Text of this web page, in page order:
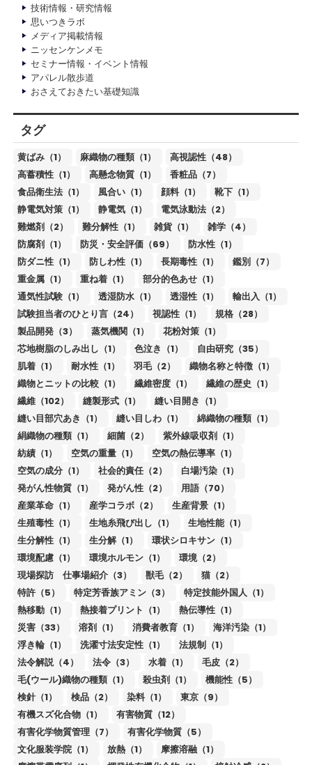
技術情報・研究情報
思いつきラボ
メディア掲載情報
ニッセンケンメモ
セミナー情報・イベント情報
アパレル散歩道
おさえておきたい基礎知識
タグ
黄ばみ（1） 麻織物の種類（1）
高視認性（48）
高蓄積性（1）
高懸念物質（1）
香粧品（7）
食品衛生法（1）
風合い（1） 顔料（1）
靴下（1）
静電気対策（1）
静電気（1）
電気泳動法（2）
難燃剤（2）
難分解性（1） 雑貨（1）
雑学（4）
防腐剤（1）
防災・安全評価（69）
防水性（1）
防ダニ性（1）
防しわ性（1） 長期毒性（1）
鑑別（7）
重金属（1）
重ね着（1）
部分的色あせ（1）
通気性試験（1）
透湿防水（1） 透湿性（1）
輸出入（1）
試験担当者のひとり言（24）
視認性（1）
規格（28）
製品開発（3）
蒸気機関（1）
花粉対策（1）
芯地樹脂のしみ出し（1）
色泣き（1）
自由研究（35）
肌着（1）
耐水性（1） 羽毛（2）
織物名称と特徴（1）
織物とニットの比較（1）
繊維密度（1）
繊維の歴史（1）
繊維（102）
縫製形式（1）
縫い目開き（1）
縫い目部穴あき（1）
縫い目しわ（1）
綿織物の種類（1）
絹織物の種類（1）
細菌（2）
紫外線吸収剤（1）
紡績（1）
空気の重量（1）
空気の熱伝導率（1）
空気の成分（1）
社会的責任（2）
白場汚染（1）
発がん性物質（1）
発がん性（2）
用語（70）
産業革命（1）
産学コラボ（2）
生産背景（1）
生殖毒性（1）
生地糸飛び出し（1）
生地性能（1）
生分解性（1）
生分解（1）
環状シロキサン（1）
環境配慮（1）
環境ホルモン（1）
環境（2）
現場探訪 仕事場紹介（3）
獣毛（2）
猫（2）
特許（5）
特定芳香族アミン（3）
特定技能外国人（1）
熱移動（1）
熱接着プリント（1）
熱伝導性（1）
災害（33）
溶剤（1） 消費者教育（1）
海洋汚染（1）
浮き輪（1）
洗濯寸法安定性（1）
法規制（1）
法令解説（4）
法令（3） 水着（1）
毛皮（2）
毛(ウール)織物の種類（1）
殺虫剤（1）
機能性（5）
検針（1）
検品（2） 染料（1）
東京（9）
有機スズ化合物（1）
有害物質（12）
有害化学物質管理（7）
有害化学物質（5）
文化服装学院（1）
放熱（1）
摩擦溶融（1）